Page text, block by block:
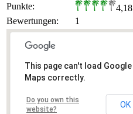
Punkte:
4,18
Bewertungen: 1
This page can't load Google
Maps correctly.
Do you own this
website?
OK